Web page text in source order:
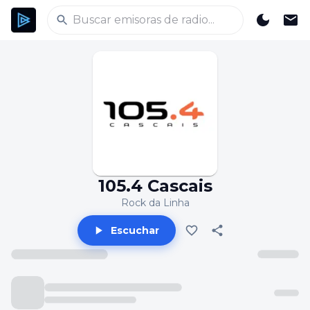
105.4 Cascais
Rock da Linha
Escuchar